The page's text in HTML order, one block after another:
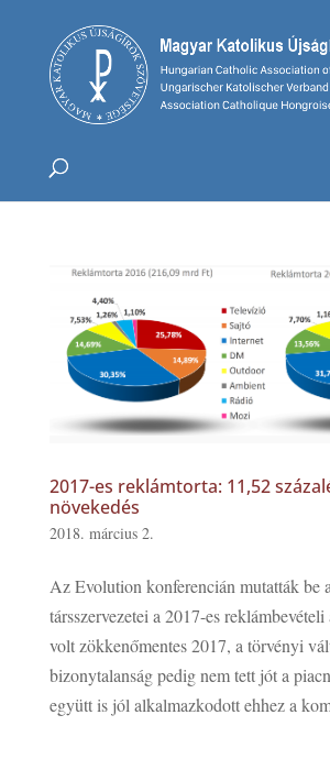
2017-es reklámtorta: 11,52
növekedés
2018. március 2.
Az Evolution konferencián mutatták be
társszervezetei a 2017-es
volt zökkenőmentes 2017, a törvényi
bizonytalanság pedig nem tett jót a
együtt is jól alkalmazkodott ehhez a